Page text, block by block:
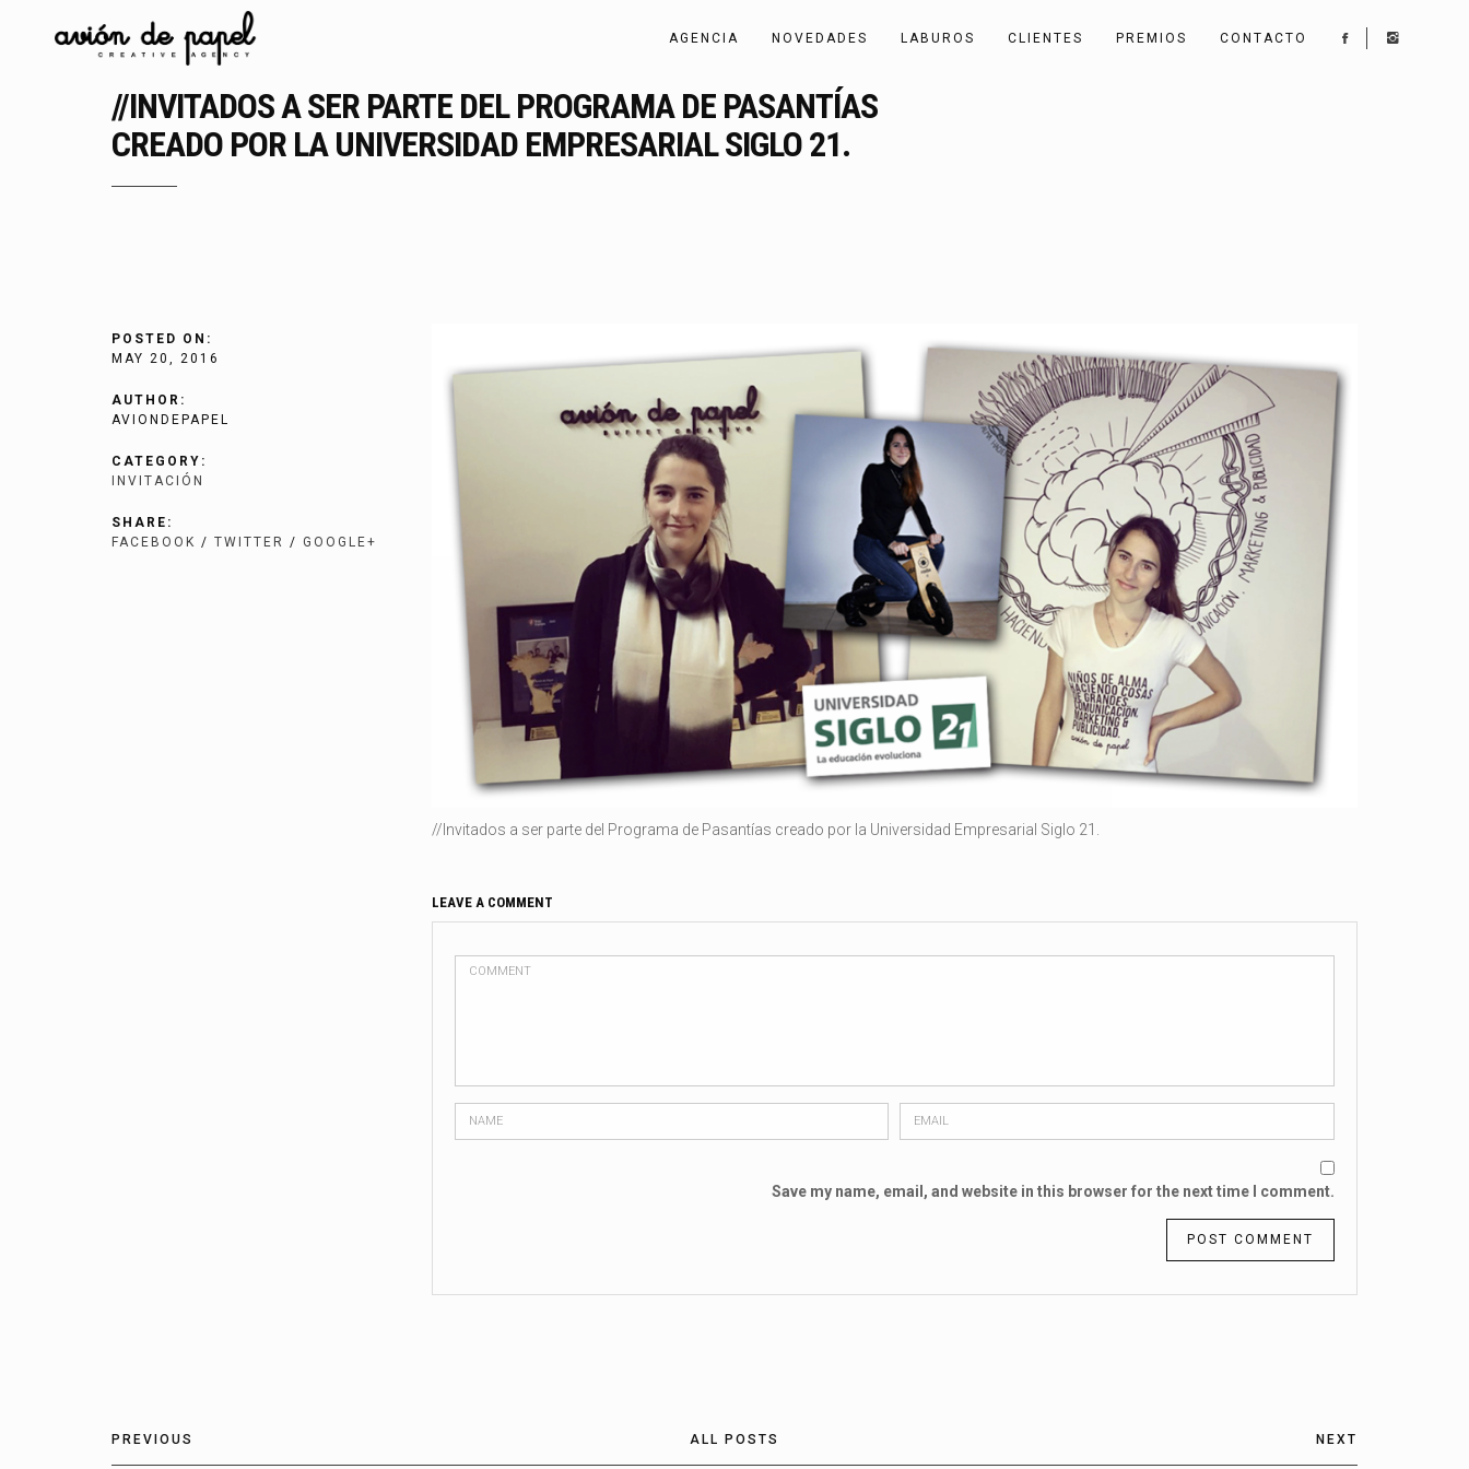
AGENCIA NOVEDADES LABUROS CLIENTES PREMIOS CONTACTO
//INVITADOS A SER PARTE DEL PROGRAMA DE PASANTÍAS
CREADO POR LA UNIVERSIDAD EMPRESARIAL SIGLO 21.
POSTED ON:
MAY 20, 2016
AUTHOR:
AVIONDEPAPEL
CATEGORY:
INVITACIÓN
SHARE:
FACEBOOK / TWITTER / GOOGLE+
//Invitados a ser parte del Programa de Pasantías creado por la Universidad Empresarial Siglo 21.
LEAVE A COMMENT
Save my name, email, and website in this browser for the next time I comment.
PREVIOUS ALL POSTS NEXT